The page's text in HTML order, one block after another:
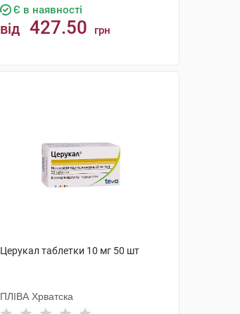
Є в наявності
від 427.50 грн
Церукал таблетки 10 мг 50 шт
ПЛІВА Хрватска